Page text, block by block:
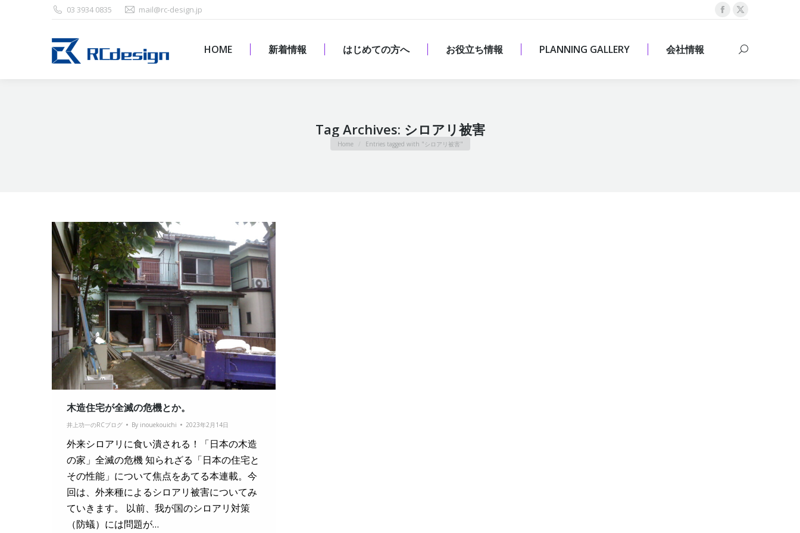
03 3934 0835 mail@rc-design.jp
Facebook
opens
X
opens
HOME 新着情報 はじめての方へ お役立ち情報 PLANNING GALLERY 会社情報 Search:
Tag Archives: シロアリ被害
You are here:
Home Entries tagged with "シロアリ被害"
木造住宅が全滅の危機とか。
井上功一のRCブログ By inouekouichi 2023年2月14日
外来シロアリに食い潰される！「日本の木造
の家」全滅の危機 知られざる「日本の住宅と
その性能」について焦点をあてる本連載。今
回は、外来種によるシロアリ被害についてみ
ていきます。 以前、我が国のシロアリ対策
（防蟻）には問題が…
HOME 新着情報 はじめての方へ お役立ち情報 PLANNING GALLERY 会社情報 Search: